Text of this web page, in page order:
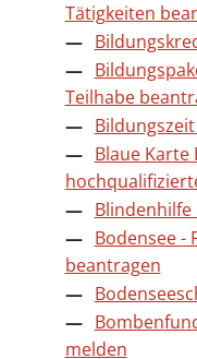
Tätigkeiten
Teilhabe
Blaue Karte
Bodensee -
beantragen
melden